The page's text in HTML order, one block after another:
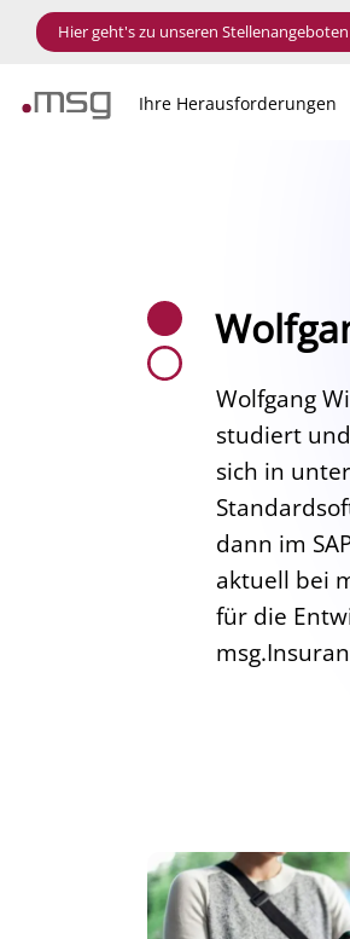
Hier geht's zu unseren Stellenangeboten
Ihre Herausforderungen
Wolfgang
studiert
sich in
dann im
aktuell bei
für die